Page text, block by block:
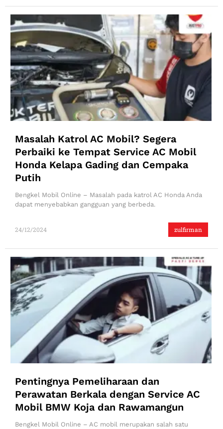
Masalah Katrol AC Mobil? Segera
Perbaiki ke Tempat Service AC Mobil
Honda Kelapa Gading dan Cempaka
Putih
zulfirman
24/12/2024
Bengkel Mobil Online – Masalah pada katrol AC Honda Anda
dapat menyebabkan gangguan yang berbeda.
Pentingnya Pemeliharaan dan
Perawatan Berkala dengan Service AC
Mobil BMW Koja dan Rawamangun
Bengkel Mobil Online – AC mobil merupakan salah satu